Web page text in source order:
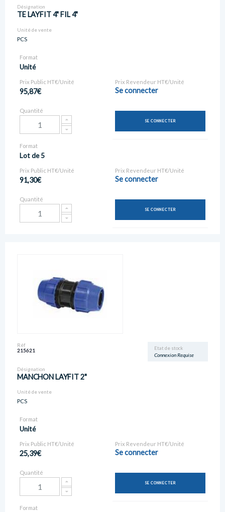
Désignation
TE LAYFIT 4" FIL 4"
Unité de vente
PCS
Format
Unité
Prix Public HT€/Unité
95,87€
Prix Revendeur HT€/Unité
Se connecter
Quantité
SE CONNECTER
Format
Lot de 5
Prix Public HT€/Unité
91,30€
Prix Revendeur HT€/Unité
Se connecter
Quantité
SE CONNECTER
Etat de stock
Connexion Requise
Réf
215621
Désignation
MANCHON LAYFIT 2"
Unité de vente
PCS
Format
Unité
Prix Public HT€/Unité
25,39€
Prix Revendeur HT€/Unité
Se connecter
Quantité
SE CONNECTER
Format